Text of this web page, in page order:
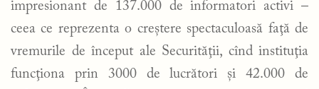
impresionant de 137.000 de informatori activi –
ceea ce reprezenta o creştere spectaculoasă faţă de
vremurile de început ale Securităţii, cînd instituţia
funcţiona prin 3000 de lucrători şi 42.000 de